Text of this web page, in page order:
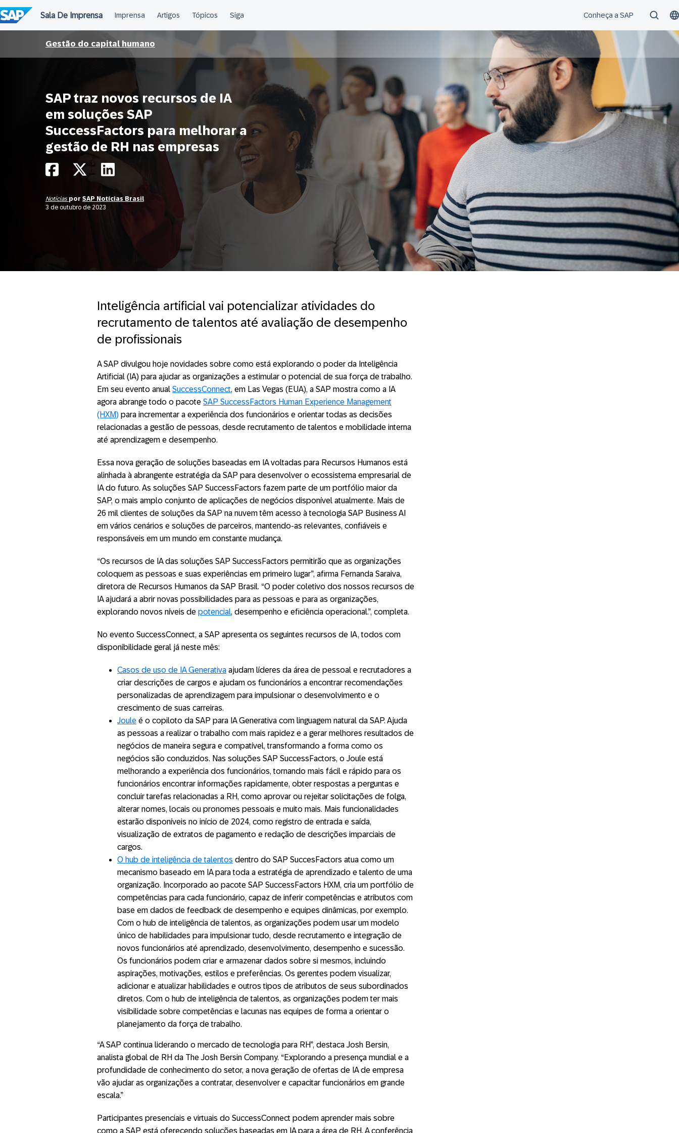
para
o
conteúdo
Gestão do capital humano
SAP traz novos recursos de IA
em soluções SAP
SuccessFactors para melhorar a
gestão de RH nas empresas
Notícias por SAP Notícias Brasil
3 de outubro de 2023
Inteligência artificial vai potencializar atividades do
recrutamento de talentos até avaliação de desempenho
de profissionais
A SAP divulgou hoje novidades sobre como está explorando o poder da Inteligência
Artificial (IA) para ajudar as organizações a estimular o potencial de sua força de trabalho.
Em seu evento anual SuccessConnect, em Las Vegas (EUA), a SAP mostra como a IA
agora abrange todo o pacote SAP SuccessFactors Human Experience Management
(HXM) para incrementar a experiência dos funcionários e orientar todas as decisões
relacionadas a gestão de pessoas, desde recrutamento de talentos e mobilidade interna
até aprendizagem e desempenho.
Essa nova geração de soluções baseadas em IA voltadas para Recursos Humanos está
alinhada à abrangente estratégia da SAP para desenvolver o ecossistema empresarial de
IA do futuro. As soluções SAP SuccessFactors fazem parte de um portfólio maior da
SAP, o mais amplo conjunto de aplicações de negócios disponível atualmente. Mais de
26 mil clientes de soluções da SAP na nuvem têm acesso à tecnologia SAP Business AI
em vários cenários e soluções de parceiros, mantendo-as relevantes, confiáveis e
responsáveis em um mundo em constante mudança.
“Os recursos de IA das soluções SAP SuccessFactors permitirão que as organizações
coloquem as pessoas e suas experiências em primeiro lugar”, afirma Fernanda Saraiva,
diretora de Recursos Humanos da SAP Brasil. “O poder coletivo dos nossos recursos de
IA ajudará a abrir novas possibilidades para as pessoas e para as organizações,
explorando novos níveis de potencial, desempenho e eficiência operacional.”, completa.
No evento SuccessConnect, a SAP apresenta os seguintes recursos de IA, todos com
disponibilidade geral já neste mês:
Casos de uso de IA Generativa ajudam líderes da área de pessoal e recrutadores a
criar descrições de cargos e ajudam os funcionários a encontrar recomendações
personalizadas de aprendizagem para impulsionar o desenvolvimento e o
crescimento de suas carreiras.
Joule é o copiloto da SAP para IA Generativa com linguagem natural da SAP. Ajuda
as pessoas a realizar o trabalho com mais rapidez e a gerar melhores resultados de
negócios de maneira segura e compatível, transformando a forma como os
negócios são conduzidos. Nas soluções SAP SuccessFactors, o Joule está
melhorando a experiência dos funcionários, tornando mais fácil e rápido para os
funcionários encontrar informações rapidamente, obter respostas a perguntas e
concluir tarefas relacionadas a RH, como aprovar ou rejeitar solicitações de folga,
alterar nomes, locais ou pronomes pessoais e muito mais. Mais funcionalidades
estarão disponíveis no início de 2024, como registro de entrada e saída,
visualização de extratos de pagamento e redação de descrições imparciais de
cargos.
O hub de inteligência de talentos dentro do SAP SuccesFactors atua como um
mecanismo baseado em IA para toda a estratégia de aprendizado e talento de uma
organização. Incorporado ao pacote SAP SuccessFactors HXM, cria um portfólio de
competências para cada funcionário, capaz de inferir competências e atributos com
base em dados de feedback de desempenho e equipes dinâmicas, por exemplo.
Com o hub de inteligência de talentos, as organizações podem usar um modelo
único de habilidades para impulsionar tudo, desde recrutamento e integração de
novos funcionários até aprendizado, desenvolvimento, desempenho e sucessão.
Os funcionários podem criar e armazenar dados sobre si mesmos, incluindo
aspirações, motivações, estilos e preferências. Os gerentes podem visualizar,
adicionar e atualizar habilidades e outros tipos de atributos de seus subordinados
diretos. Com o hub de inteligência de talentos, as organizações podem ter mais
visibilidade sobre competências e lacunas nas equipes de forma a orientar o
planejamento da força de trabalho.
“A SAP continua liderando o mercado de tecnologia para RH”, destaca Josh Bersin,
analista global de RH da The Josh Bersin Company. “Explorando a presença mundial e a
profundidade de conhecimento do setor, a nova geração de ofertas de IA de empresa
vão ajudar as organizações a contratar, desenvolver e capacitar funcionários em grande
escala.”
Participantes presenciais e virtuais do SuccessConnect podem aprender mais sobre
como a SAP está oferecendo soluções baseadas em IA para a área de RH. A conferência